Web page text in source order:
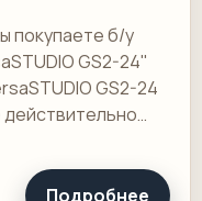
покупаете б/у
GS2-24"
GS2-24
на
Подробнее